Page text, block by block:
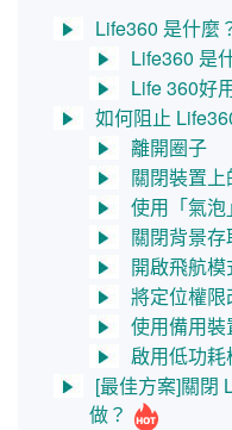
Life360 是什麼
Life360 是
Life 360好
如何阻止
離開圈子
關閉裝置
使用「氣泡
關閉背景
開啟飛航模
將定位權限
使用備用
啟用低功耗
[最佳方案]關閉
做？